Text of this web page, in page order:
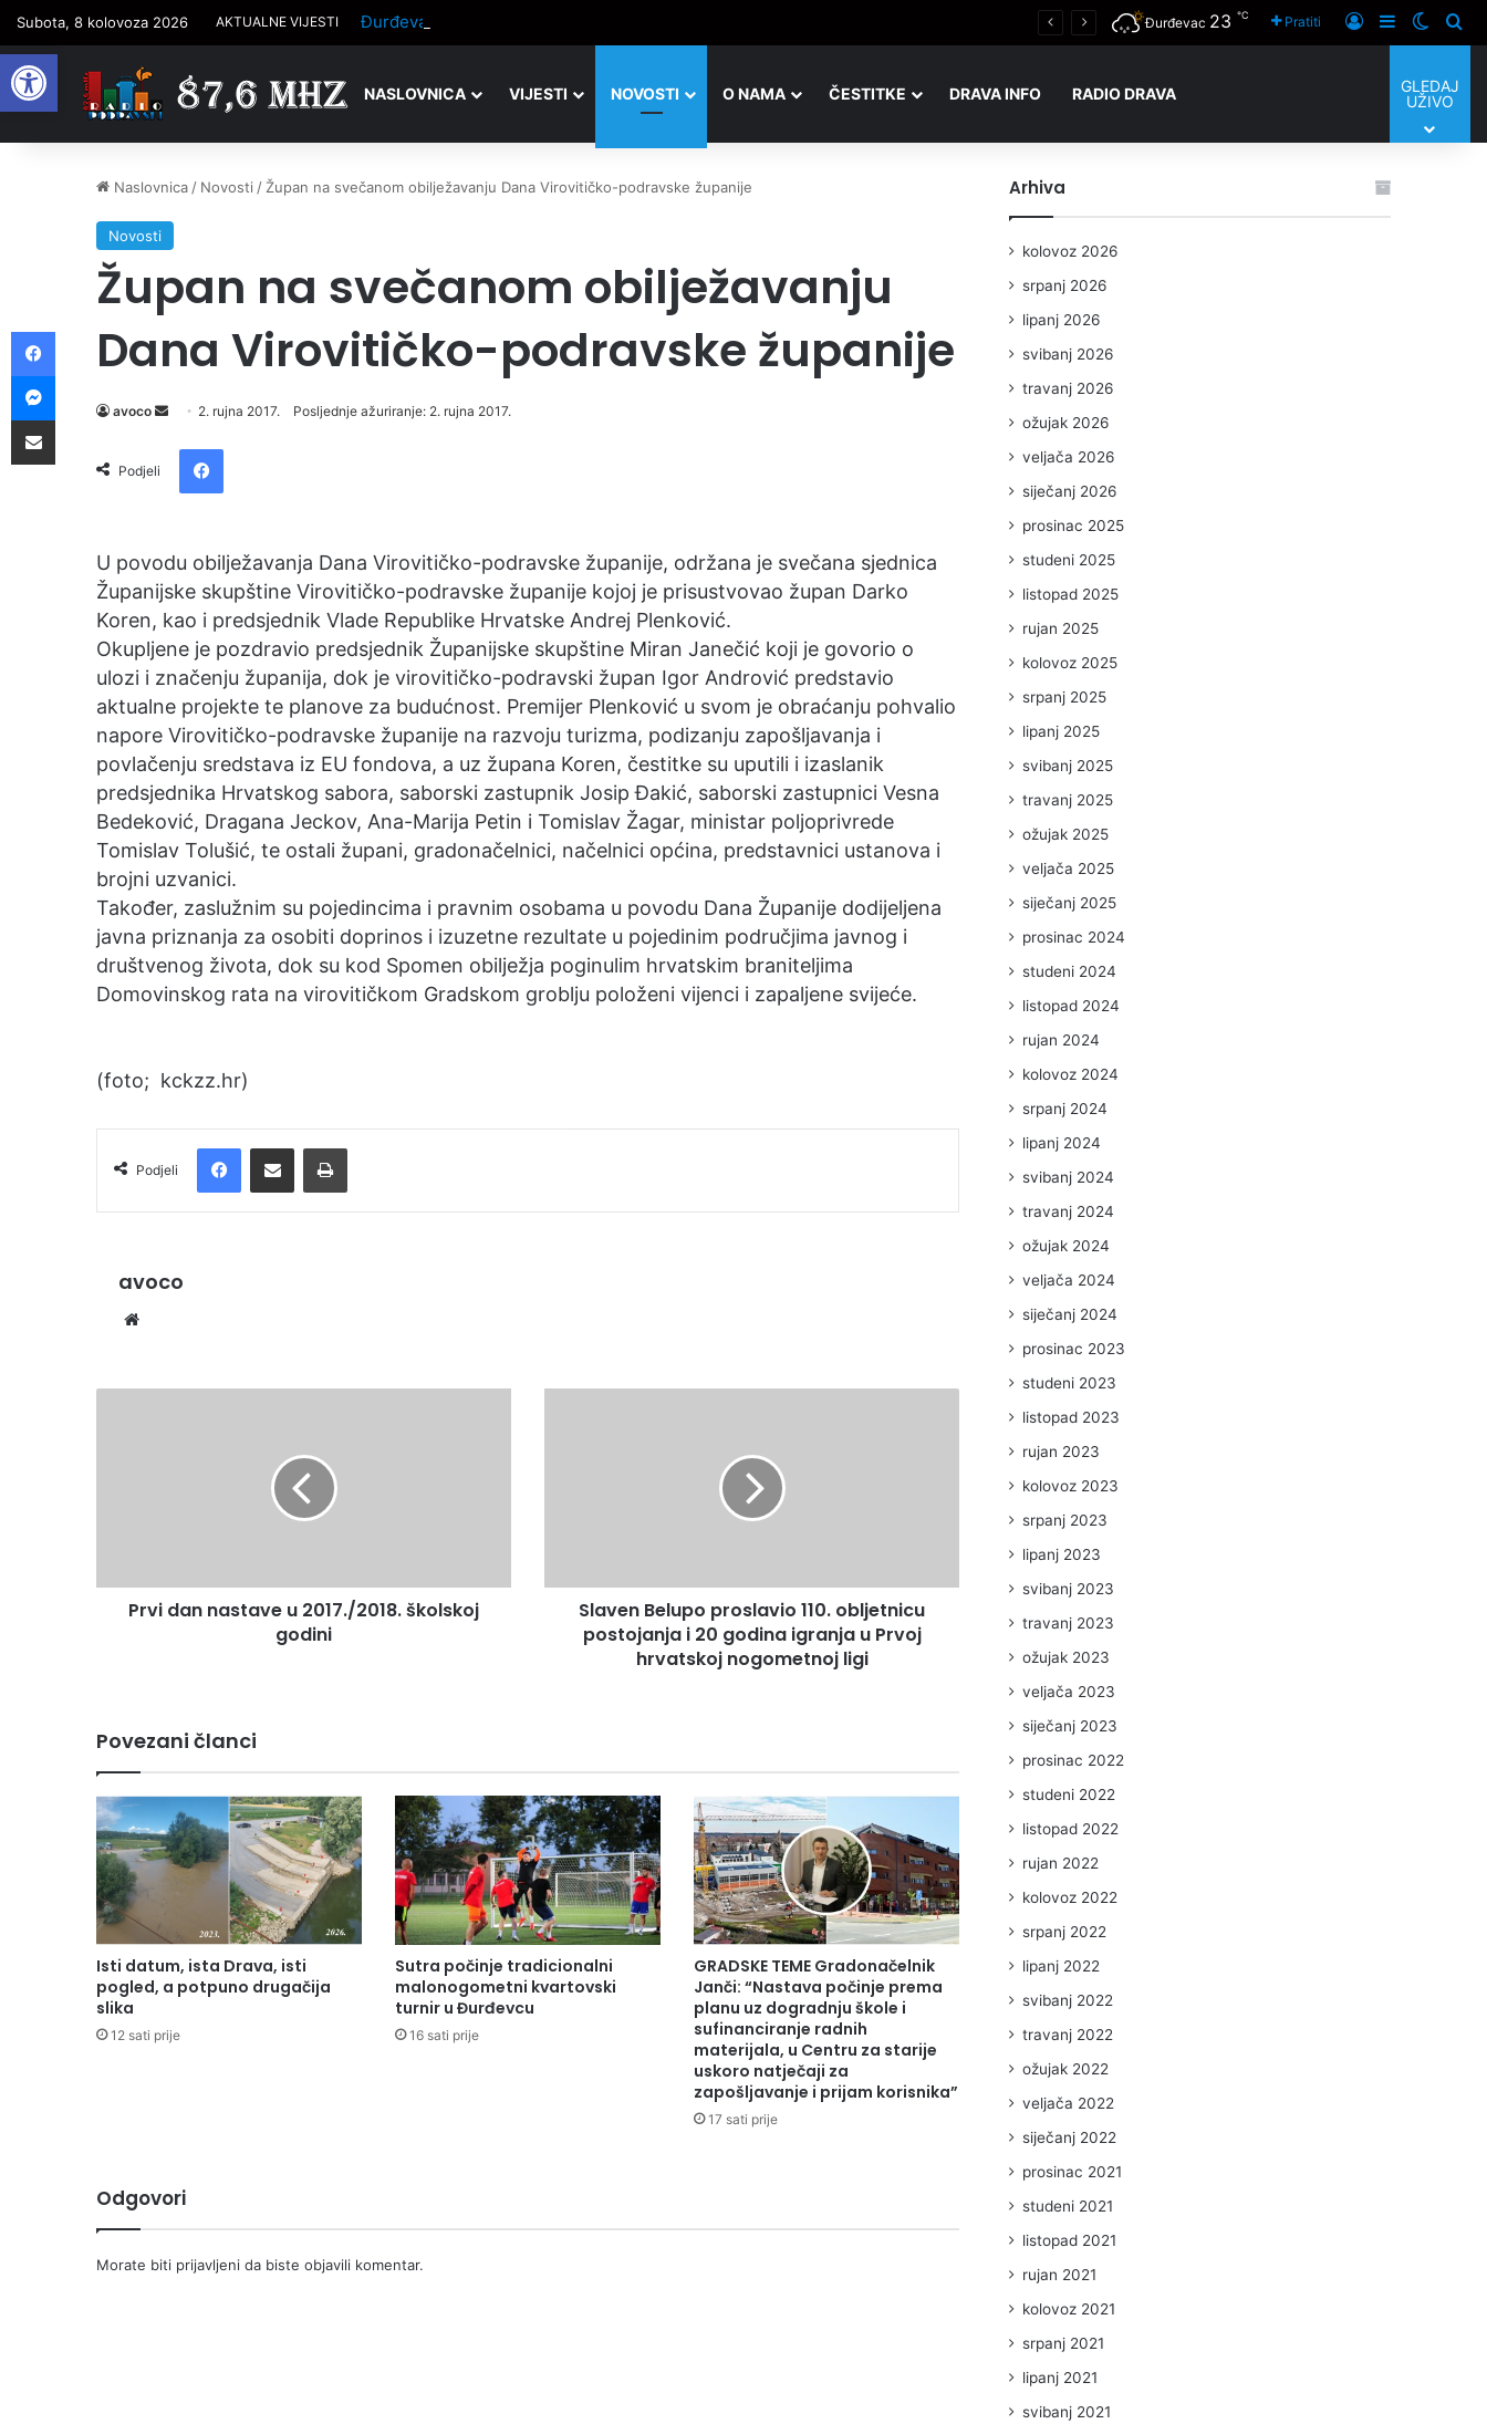
Open toolbar
Subota, 8 kolovoza 2026 AKTUALNE VIJESTI Đurđevac 23 ℃ Pratiti Prijaviti se
Sidebar
NASLOVNICA VIJESTI NOVOSTI O NAMA ČESTITKE DRAVA INFO RADIO DRAVA
GLEDAJ
UŽIVO
Naslovnica / Novosti / Župan na svečanom obilježavanju Dana Virovitičko-podravske županije
Novosti
Župan na svečanom obilježavanju
Dana Virovitičko-podravske županije
avoco
e
m
a
i
l
2. rujna 2017. Posljednje ažuriranje: 2. rujna 2017.
Podjeli
U povodu obilježavanja Dana Virovitičko-podravske županije, održana je svečana sjednica
Županijske skupštine Virovitičko-podravske županije kojoj je prisustvovao župan Darko
Koren, kao i predsjednik Vlade Republike Hrvatske Andrej Plenković.
Okupljene je pozdravio predsjednik Županijske skupštine Miran Janečić koji je govorio o
ulozi i značenju županija, dok je virovitičko-podravski župan Igor Andrović predstavio
aktualne projekte te planove za budućnost. Premijer Plenković u svom je obraćanju pohvalio
napore Virovitičko-podravske županije na razvoju turizma, podizanju zapošljavanja i
povlačenju sredstava iz EU fondova, a uz župana Koren, čestitke su uputili i izaslanik
predsjednika Hrvatskog sabora, saborski zastupnik Josip Đakić, saborski zastupnici Vesna
Bedeković, Dragana Jeckov, Ana-Marija Petin i Tomislav Žagar, ministar poljoprivrede
Tomislav Tolušić, te ostali župani, gradonačelnici, načelnici općina, predstavnici ustanova i
brojni uzvanici.
Također, zaslužnim su pojedincima i pravnim osobama u povodu Dana Županije dodijeljena
javna priznanja za osobiti doprinos i izuzetne rezultate u pojedinim područjima javnog i
društvenog života, dok su kod Spomen obilježja poginulim hrvatskim braniteljima
Domovinskog rata na virovitičkom Gradskom groblju položeni vijenci i zapaljene svijeće.
(foto; kckzz.hr)
Podjeli
avoco
Prvi dan nastave u 2017./2018. školskoj
godini
Slaven Belupo proslavio 110. obljetnicu
postojanja i 20 godina igranja u Prvoj
hrvatskoj nogometnoj ligi
Povezani članci
Isti datum, ista Drava, isti
pogled, a potpuno drugačija
slika
12 sati prije
Sutra počinje tradicionalni
malonogometni kvartovski
turnir u Đurđevcu
16 sati prije
GRADSKE TEME Gradonačelnik
Janči: “Nastava počinje prema
planu uz dogradnju škole i
sufinanciranje radnih
materijala, u Centru za starije
uskoro natječaji za
zapošljavanje i prijam korisnika”
17 sati prije
Odgovori
Morate biti prijavljeni da biste objavili komentar.
Arhiva
kolovoz 2026
srpanj 2026
lipanj 2026
svibanj 2026
travanj 2026
ožujak 2026
veljača 2026
siječanj 2026
prosinac 2025
studeni 2025
listopad 2025
rujan 2025
kolovoz 2025
srpanj 2025
lipanj 2025
svibanj 2025
travanj 2025
ožujak 2025
veljača 2025
siječanj 2025
prosinac 2024
studeni 2024
listopad 2024
rujan 2024
kolovoz 2024
srpanj 2024
lipanj 2024
svibanj 2024
travanj 2024
ožujak 2024
veljača 2024
siječanj 2024
prosinac 2023
studeni 2023
listopad 2023
rujan 2023
kolovoz 2023
srpanj 2023
lipanj 2023
svibanj 2023
travanj 2023
ožujak 2023
veljača 2023
siječanj 2023
prosinac 2022
studeni 2022
listopad 2022
rujan 2022
kolovoz 2022
srpanj 2022
lipanj 2022
svibanj 2022
travanj 2022
ožujak 2022
veljača 2022
siječanj 2022
prosinac 2021
studeni 2021
listopad 2021
rujan 2021
kolovoz 2021
srpanj 2021
lipanj 2021
svibanj 2021
Facebook